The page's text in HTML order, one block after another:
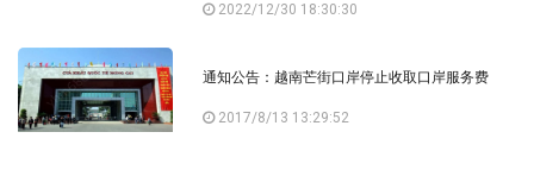
2022/12/30 18:30:30
通知公告：越南芒街口岸停止收取口岸服务费
2017/8/13 13:29:52